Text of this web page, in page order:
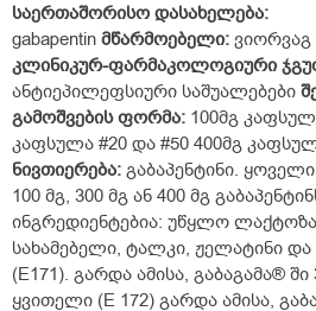
საერთაშორისო დასახელება:
gabapentin მწარმოებელი: ვიორვაგ
კლინიკურ-ფარმაკოლოგიური
ანტიეპილეფსიური საშუალებები
გამოშვების ფორმა: 100მგ
კაფსულა #20 და #50 400მგ
ნივთიერება: გაბაპენტინი.
100 მგ, 300 მგ ან 400 მგ
ინგრედიენტებია: უწყლო
სახამებელი, ტალკი, ჟელატინი
(E171). გარდა ამისა, გაბაგამა®
ყვითელი (E 172) გარდა ამისა,